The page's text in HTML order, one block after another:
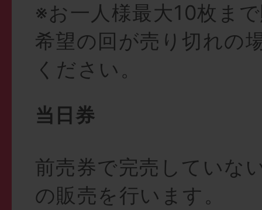
※お一人様最大10枚ま
希望の回が売り切れの
ください。
当日券
前売券で完売していな
の販売を行います。